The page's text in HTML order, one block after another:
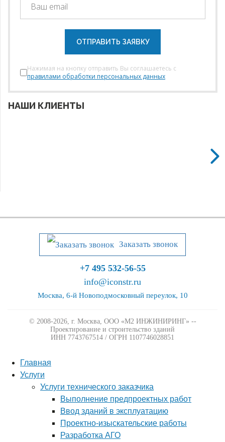
ОТПРАВИТЬ ЗАЯВКУ
Нажимая на кнопку отправить Вы соглашаетесь с
правилами обработки персональных данных
НАШИ КЛИЕНТЫ
Заказать звонок
+7 495 532-56-55
info@iconstr.ru
Москва, 6-й Новоподмосковный переулок, 10
© 2008-2026, г. Москва, ООО «М2 ИНЖИНИРИНГ» --
Проектирование и строительство зданий
ИНН 7743767514 / ОГРН 1107746028851
Главная
Услуги
Услуги технического заказчика
Выполнение предпроектных работ
Ввод зданий в эксплуатацию
Проектно-изыскательские работы
Разработка АГО